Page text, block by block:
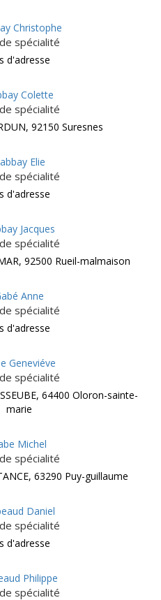
Christophe
spécialité
d'adresse
Colette
spécialité
92150 Suresnes
Elie
spécialité
d'adresse
Jacques
spécialité
92500 Rueil-malmaison
Anne
spécialité
d'adresse
Geneviéve
spécialité
64400 Oloron-sainte-
marie
Michel
spécialité
63290 Puy-guillaume
Daniel
spécialité
d'adresse
Philippe
spécialité